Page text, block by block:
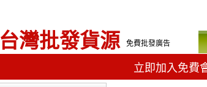
台灣批發貨源 免費批發廣告
立即加入免費